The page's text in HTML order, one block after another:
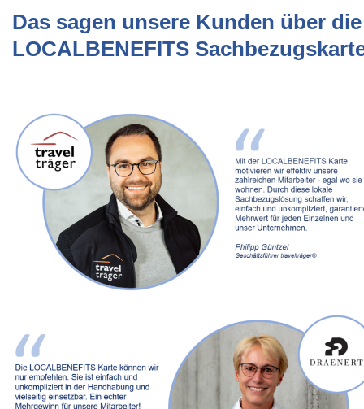
Das sagen unsere Kunden über die
LOCALBENEFITS